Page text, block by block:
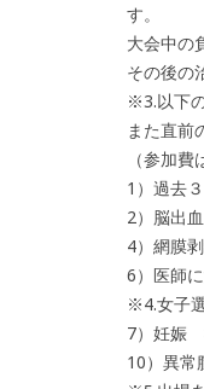
す。
大会中の
その後の
※3.以下
また直前
（参加
1）過去
2）脳出
4）網膜
6）医師
※4.女子
7）妊娠
10）異